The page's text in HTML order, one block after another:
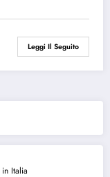
Leggi Il Seguito
Italia